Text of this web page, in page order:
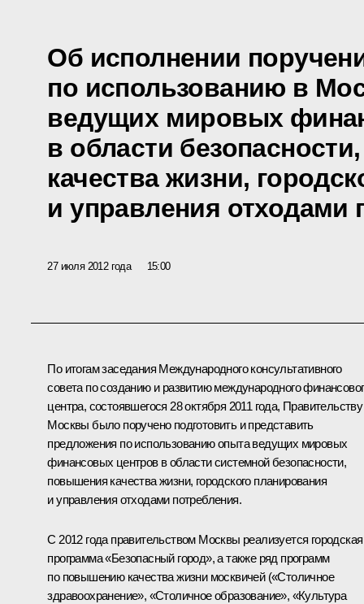
Об исполнении
по использованию в
ведущих мировых
в области
качества жизни,
и управления отходами
27 июля 2012 года 15:00
По итогамзаседания Международного консультативного
совета по созданию и развитию международного
центра, состоявшегося 28 октября 2011 года, Правительству
Москвы было поручено подготовить и представить
предложения по использованию опыта ведущих мировых
финансовых центров в области системной безопасности,
повышения качества жизни, городского планирования
и управления отходами потребления.
С 2012 года правительством Москвы реализуется городская
программа «Безопасный город», а также ряд программ
по повышению качества жизни москвичей («Столичное
здравоохранение», «Столичное образование», «Культура